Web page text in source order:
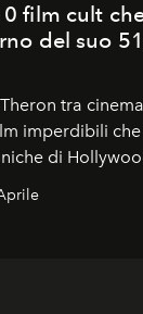
film cult
del suo
tra
imperdibili che
di